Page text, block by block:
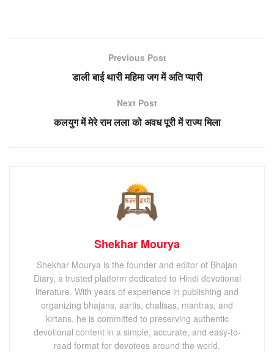
Previous Post
डाली बाई थारी महिमा जग में अति प्यारी
Next Post
कलयुग में मेरे राम लला को अवध पूरी में राज्य मिला
Shekhar Mourya
Shekhar Mourya is the founder and editor of Bhajan
Diary, a trusted platform dedicated to Hindi devotional
literature. With years of experience in publishing and
organizing bhajans, aartis, chalisas, mantras, and
kirtans, he is committed to preserving authentic
devotional content in a simple, accurate, and easy-to-
read format for devotees around the world.